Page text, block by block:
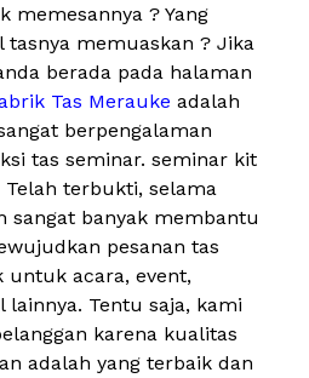
? Yang
tasnya memuaskan ? Jika
berada pada halaman
Tas Merauke adalah
berpengalaman
tas seminar. seminar kit
terbukti, selama
sangat banyak membantu
pesanan tas
untuk acara, event,
Tentu saja, kami
karena kualitas
adalah yang terbaik dan